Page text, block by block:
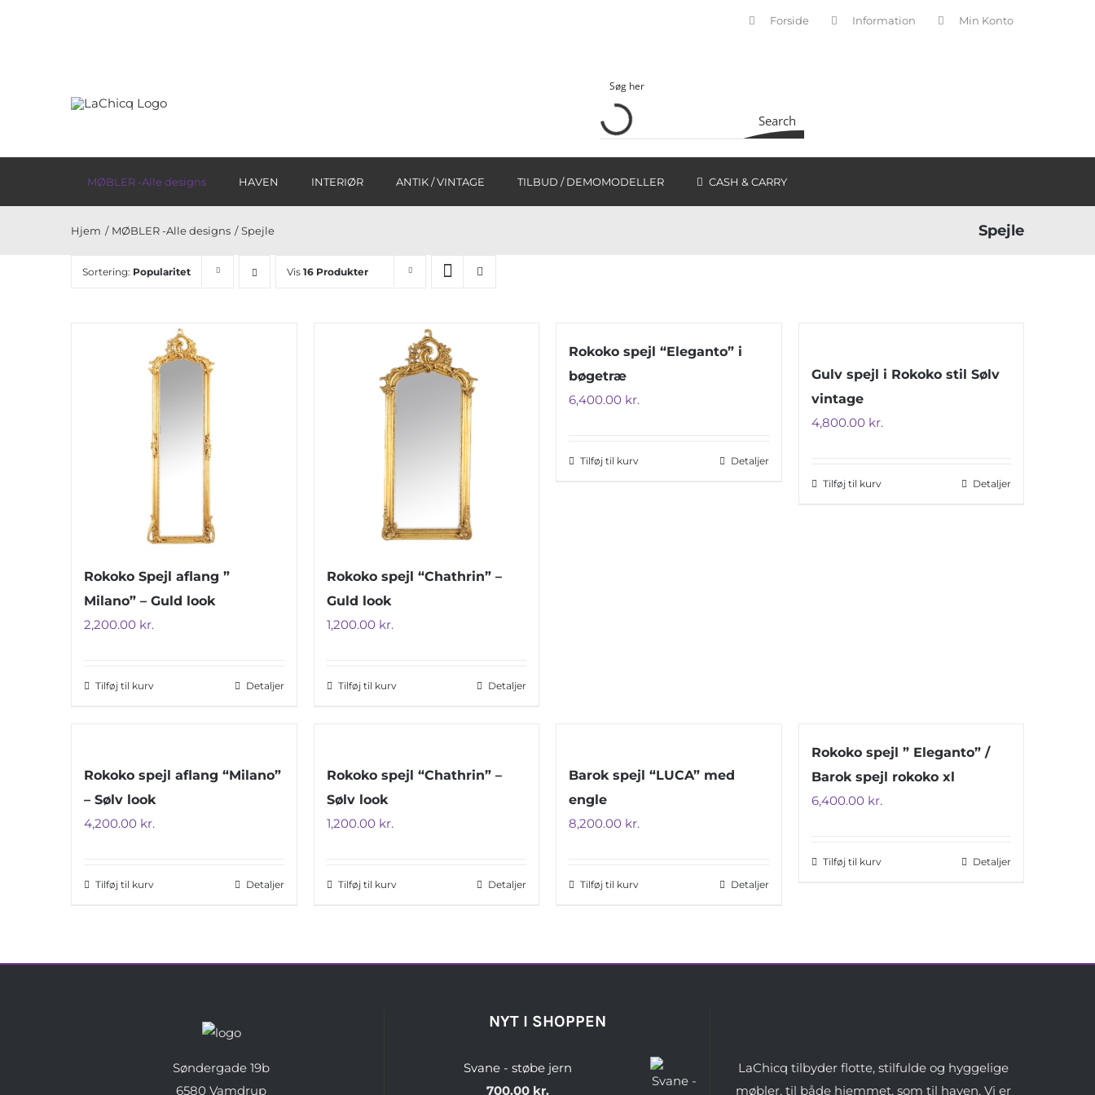
Forside Information Min Konto
Search
MØBLER -Alle designs HAVEN INTERIØR ANTIK / VINTAGE TILBUD / DEMOMODELLER CASH & CARRY
Spejle
Hjem MØBLER -Alle designs Spejle
Sortering: Popularitet Vis 16 Produkter
Rokoko Spejl aflang ”
Milano” – Guld look
2,200.00 kr.
Tilføj til kurv Detaljer
Rokoko spejl “Chathrin” –
Guld look
1,200.00 kr.
Tilføj til kurv Detaljer
Rokoko spejl “Eleganto” i
bøgetræ
6,400.00 kr.
Tilføj til kurv Detaljer
Gulv spejl i Rokoko stil Sølv
vintage
4,800.00 kr.
Tilføj til kurv Detaljer
Rokoko spejl aflang “Milano”
– Sølv look
4,200.00 kr.
Tilføj til kurv Detaljer
Rokoko spejl “Chathrin” –
Sølv look
1,200.00 kr.
Tilføj til kurv Detaljer
Barok spejl “LUCA” med
engle
8,200.00 kr.
Tilføj til kurv Detaljer
Rokoko spejl ” Eleganto” /
Barok spejl rokoko xl
6,400.00 kr.
Tilføj til kurv Detaljer
Søndergade 19b
6580 Vamdrup
NYT I SHOPPEN
Svane - støbe jern
700.00 kr.
LaChicq tilbyder flotte, stilfulde og hyggelige
møbler, til både hjemmet, som til haven. Vi er